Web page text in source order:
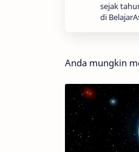
sejak
di
Anda mungkin